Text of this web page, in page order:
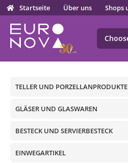
Startseite Über uns Shops
TELLER UND PORZELLANPRODUKTE
GLÄSER UND GLASWAREN
BESTECK UND SERVIERBESTECK
EINWEGARTIKEL